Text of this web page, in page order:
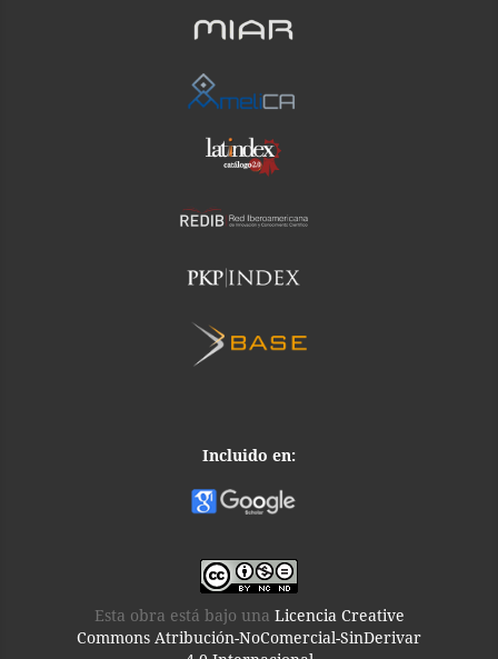
Incluido en:
Esta obra está bajo una Licencia Creative
Commons Atribución-NoComercial-SinDerivar